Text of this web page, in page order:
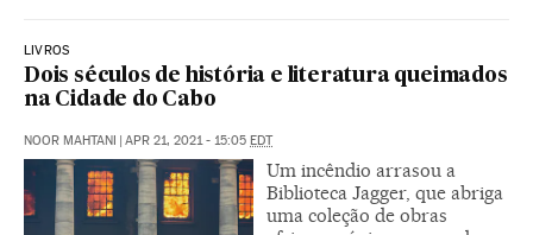
LIVROS
Dois séculos de história e literatura queimados
na Cidade do Cabo
NOOR MAHTANI | APR 21, 2021 - 15:05 EDT
Um incêndio arrasou a
Biblioteca Jagger, que abriga
uma coleção de obras